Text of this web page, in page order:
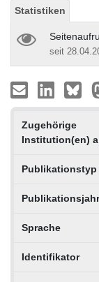
Statistiken
seit
Zugehörige
Institution(en)
Publikationstyp
Publikationsjahr
Sprache
Identifikator